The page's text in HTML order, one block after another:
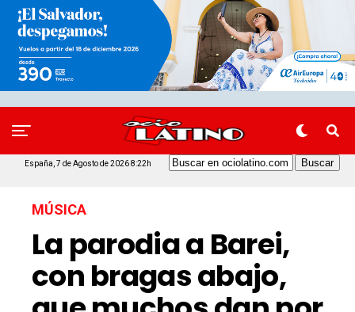
España, 7 de Agosto de 2026 8:22h
MÚSICA
La parodia a Barei,
con bragas abajo,